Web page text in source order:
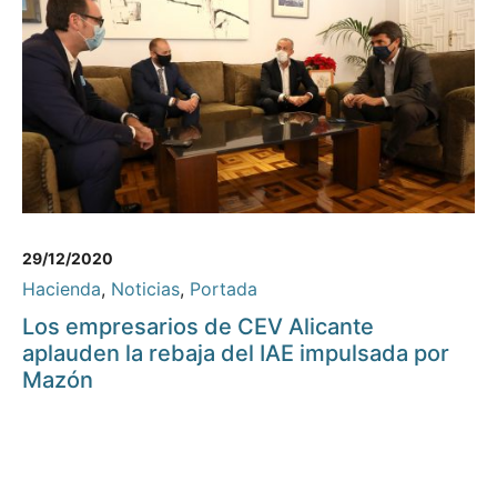
29/12/2020
Hacienda, Noticias, Portada
Los empresarios de CEV Alicante
aplauden la rebaja del IAE impulsada por
Mazón